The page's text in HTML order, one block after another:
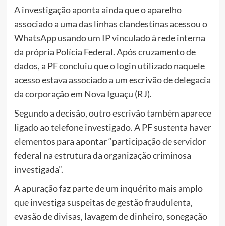
A investigação aponta ainda que o aparelho
associado a uma das linhas clandestinas acessou o
WhatsApp usando um IP vinculado à rede interna
da própria Polícia Federal. Após cruzamento de
dados, a PF concluiu que o login utilizado naquele
acesso estava associado a um escrivão de delegacia
da corporação em Nova Iguaçu (RJ).
Segundo a decisão, outro escrivão também aparece
ligado ao telefone investigado. A PF sustenta haver
elementos para apontar “participação de servidor
federal na estrutura da organização criminosa
investigada”.
A apuração faz parte de um inquérito mais amplo
que investiga suspeitas de gestão fraudulenta,
evasão de divisas, lavagem de dinheiro, sonegação